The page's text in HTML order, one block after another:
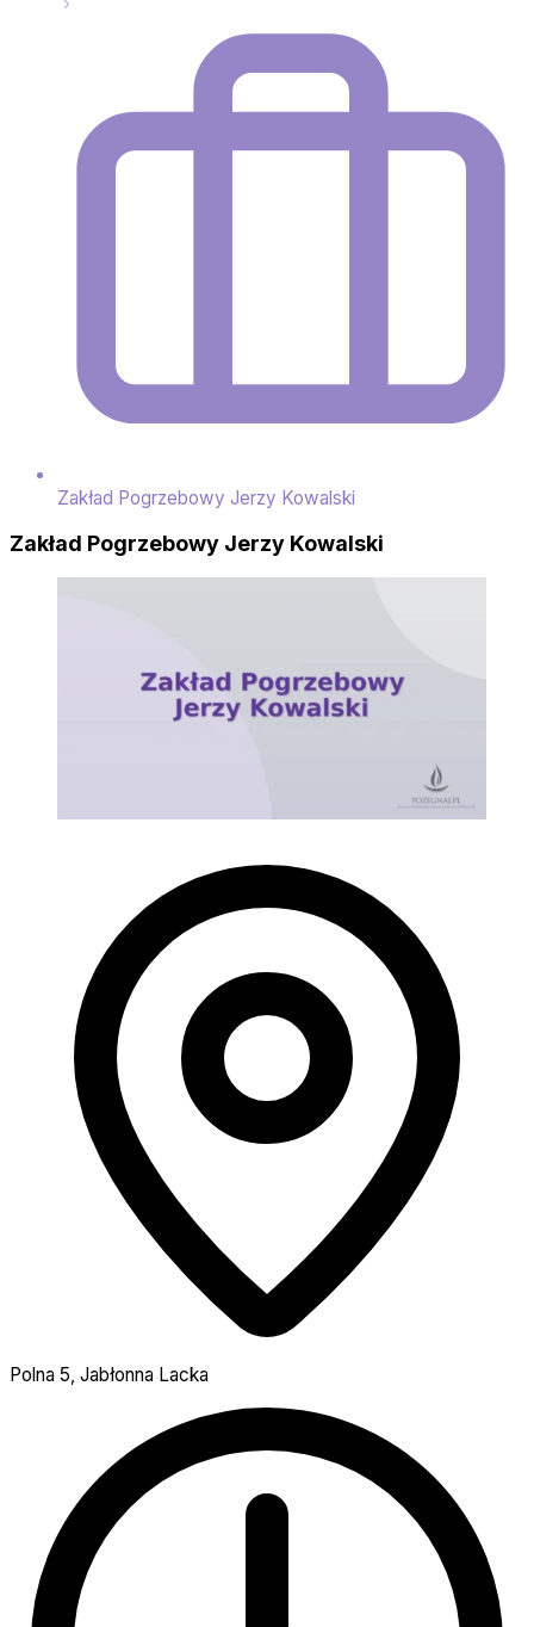
Zakład Pogrzebowy Jerzy Kowalski
Zakład Pogrzebowy Jerzy Kowalski
Polna 5, Jabłonna Lacka